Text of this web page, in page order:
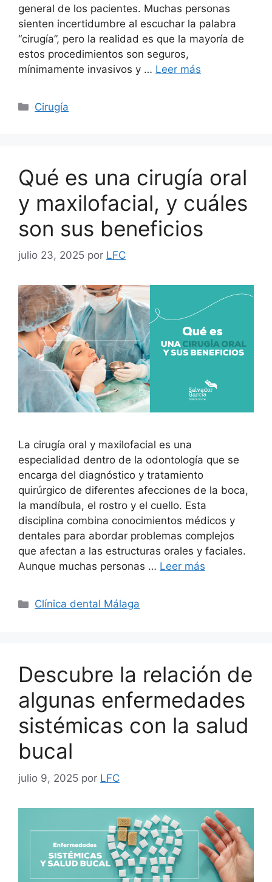
general de los pacientes. Muchas personas
sienten incertidumbre al escuchar la palabra
“cirugía”, pero la realidad es que la mayoría de
estos procedimientos son seguros,
mínimamente invasivos y … Leer más
Cirugía
Qué es una cirugía oral
y maxilofacial, y cuáles
son sus beneficios
julio 23, 2025 por LFC
La cirugía oral y maxilofacial es una
especialidad dentro de la odontología que se
encarga del diagnóstico y tratamiento
quirúrgico de diferentes afecciones de la boca,
la mandíbula, el rostro y el cuello. Esta
disciplina combina conocimientos médicos y
dentales para abordar problemas complejos
que afectan a las estructuras orales y faciales.
Aunque muchas personas … Leer más
Clínica dental Málaga
Descubre la relación de
algunas enfermedades
sistémicas con la salud
bucal
julio 9, 2025 por LFC